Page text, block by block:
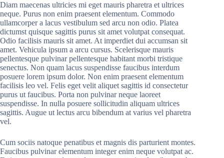
Diam maecenas ultricies mi eget mauris pharetra et ultrices
neque. Purus non enim praesent elementum. Commodo
ullamcorper a lacus vestibulum sed arcu non odio. Platea
dictumst quisque sagittis purus sit amet volutpat consequat.
Odio facilisis mauris sit amet. At imperdiet dui accumsan sit
amet. Vehicula ipsum a arcu cursus. Scelerisque mauris
pellentesque pulvinar pellentesque habitant morbi tristique
senectus. Non quam lacus suspendisse faucibus interdum
posuere lorem ipsum dolor. Non enim praesent elementum
facilisis leo vel. Felis eget velit aliquet sagittis id consectetur
purus ut faucibus. Porta non pulvinar neque laoreet
suspendisse. In nulla posuere sollicitudin aliquam ultrices
sagittis. Augue ut lectus arcu bibendum at varius vel pharetra
vel.
Cum sociis natoque penatibus et magnis dis parturient montes.
Faucibus pulvinar elementum integer enim neque volutpat ac.